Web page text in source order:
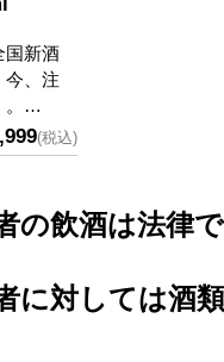
国新酒
今、注
。…
(税込)
の飲酒は法律
に対しては酒